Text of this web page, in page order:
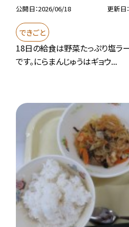
公開日 2026/06/18 更新日
できごと
18日の給食は野菜たっぷり塩ラ
です。にらまんじゅうはギョウ...